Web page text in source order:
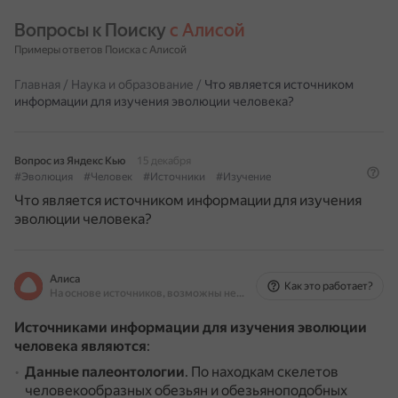
Вопросы к Поиску с Алисой
Примеры ответов Поиска с Алисой
Главная / Наука и образование / Что является источником
информации для изучения эволюции человека?
Вопрос из Яндекс Кью
15 декабря
#Эволюция
#Человек #Источники #Изучение
Что является источником информации для изучения
эволюции человека?
Алиса
На основе источников, возможны неточности
Как это работает?
Источниками информации для изучения эволюции
человека являются:
Данные палеонтологии. По находкам скелетов
человекообразных обезьян и обезьяноподобных